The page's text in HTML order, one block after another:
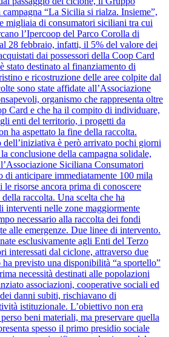
“La Sicilia si rialza. Insieme”,
migliaia di consumatori siciliani tra cui
l’Ipercoop del Parco Corolla di
28 febbraio, infatti, il 5% del valore dei
dai possessori della Coop Card
stato destinato al finanziamento di
e ricostruzione delle aree colpite dal
sono state affidate all’Associazione
organismo che rappresenta oltre
Card e che ha il compito di individuare,
enti del territorio, i progetti da
ha aspettato la fine della raccolta.
dell’iniziativa è però arrivato pochi giorni
conclusione della campagna solidale,
Siciliana Consumatori
di anticipare immediatamente 100 mila
risorse ancora prima di conoscere
raccolta. Una scelta che ha
interventi nelle zone maggiormente
necessario alla raccolta dei fondi
alle emergenze. Due linee di intervento.
esclusivamente agli Enti del Terzo
interessati dal ciclone, attraverso due
previsto una disponibilità “a sportello”
necessità destinati alle popolazioni
associazioni, cooperative sociali ed
danni subiti, rischiavano di
istituzionale. L’obiettivo non era
beni materiali, ma preservare quella
spesso il primo presidio sociale